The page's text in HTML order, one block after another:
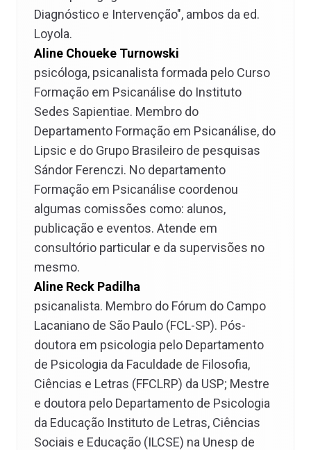
Diagnóstico e Intervenção", ambos da ed.
Loyola.
Aline Choueke Turnowski
psicóloga, psicanalista formada pelo Curso
Formação em Psicanálise do Instituto
Sedes Sapientiae. Membro do
Departamento Formação em Psicanálise, do
Lipsic e do Grupo Brasileiro de pesquisas
Sándor Ferenczi. No departamento
Formação em Psicanálise coordenou
algumas comissões como: alunos,
publicação e eventos. Atende em
consultório particular e da supervisões no
mesmo.
Aline Reck Padilha
psicanalista. Membro do Fórum do Campo
Lacaniano de São Paulo (FCL-SP). Pós-
doutora em psicologia pelo Departamento
de Psicologia da Faculdade de Filosofia,
Ciências e Letras (FFCLRP) da USP; Mestre
e doutora pelo Departamento de Psicologia
da Educação Instituto de Letras, Ciências
Sociais e Educação (ILCSE) na Unesp de